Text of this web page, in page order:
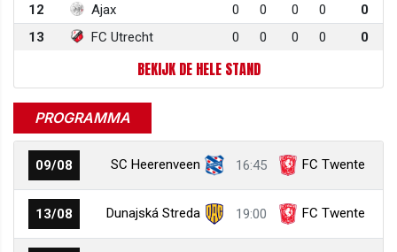
12
Ajax 0 0 0 0
0
13
FC Utrecht 0 0 0 0 0
BEKIJK DE HELE STAND
PROGRAMMA
09/08 SC Heerenveen 16:45 FC Twente
13/08 Dunajská Streda 19:00 FC Twente